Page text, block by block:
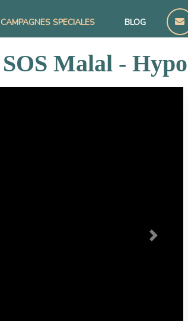
CAMPAGNES SPECIALES BLOG
SOS Malal -
Next